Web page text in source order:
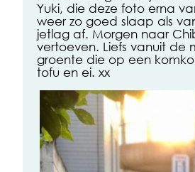
Yuki, die deze foto erna
weer zo goed slaap als
jetlag af. Morgen naar
vertoeven. Liefs vanuit de
groente die op een
tofu en ei. xx